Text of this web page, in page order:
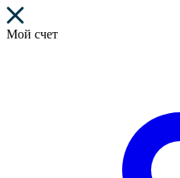
Мой счет